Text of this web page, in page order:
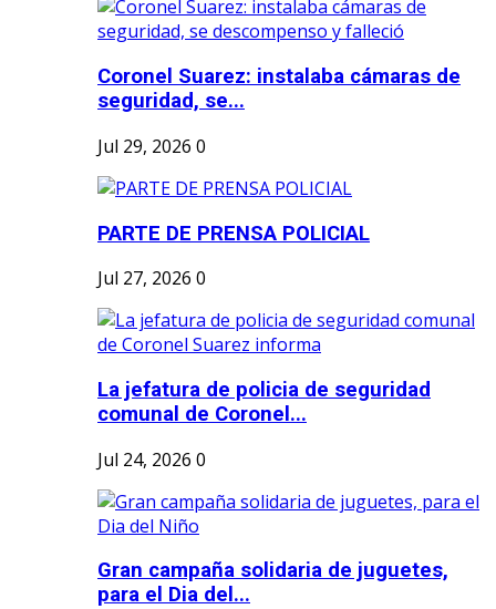
Coronel Suarez: instalaba cámaras de
seguridad, se...
Jul 29, 2026 0
PARTE DE PRENSA POLICIAL
Jul 27, 2026 0
La jefatura de policia de seguridad
comunal de Coronel...
Jul 24, 2026 0
Gran campaña solidaria de juguetes,
para el Dia del...